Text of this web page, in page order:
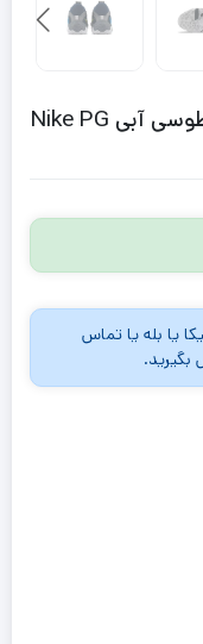
کفش بسکتبال نایک پی جی 6 طوسی آبی Nike PG
یا بله یا تماس